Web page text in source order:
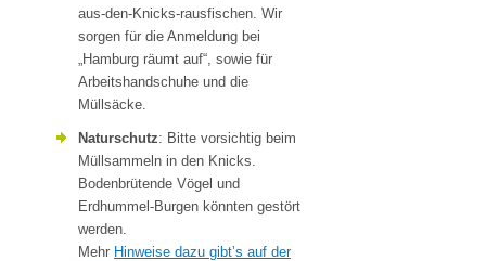
aus-den-Knicks-rausfischen. Wir
sorgen für die Anmeldung bei
„Hamburg räumt auf“, sowie für
Arbeitshandschuhe und die
Müllsäcke.
Naturschutz: Bitte vorsichtig beim
Müllsammeln in den Knicks.
Bodenbrütende Vögel und
Erdhummel-Burgen könnten gestört
werden.
Mehr Hinweise dazu gibt’s auf der